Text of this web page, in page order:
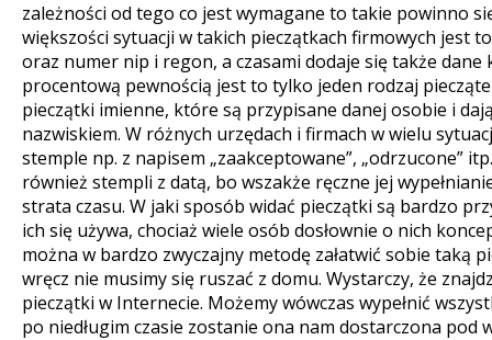
zależności od tego co jest wymagane to takie powinno
większości sytuacji w takich pieczątkach firmowych jest
oraz numer nip i regon, a czasami dodaje się także dane
procentową pewnością jest to tylko jeden rodzaj
pieczątki imienne, które są przypisane danej osobie i
nazwiskiem. W różnych urzędach i firmach w wielu
stemple np. z napisem „zaakceptowane”, „odrzucone”
również stempli z datą, bo wszakże ręczne jej
strata czasu. W jaki sposób widać pieczątki są bardzo
ich się używa, chociaż wiele osób dosłownie o nich
można w bardzo zwyczajny metodę załatwić sobie taką
wręcz nie musimy się ruszać z domu. Wystarczy, że
pieczątki w Internecie. Możemy wówczas wypełnić
po niedługim czasie zostanie ona nam dostarczona pod